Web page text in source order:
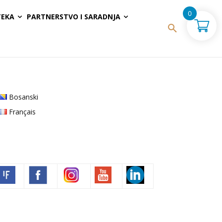
PARTNERSTVO I SARADNJA
Bosanski
Français
0